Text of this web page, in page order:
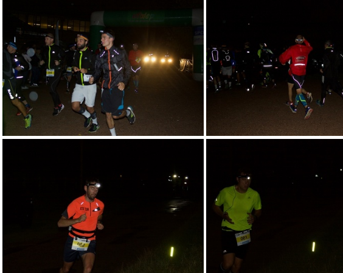
RN58-17-S-TN- - 1 RN58-17-S-TN- - 2
RN58-17-S-TN- - 5 RN58-17-S-TN- - 6